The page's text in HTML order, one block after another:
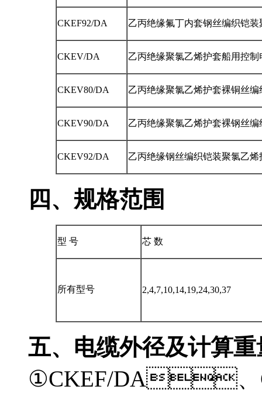
CKEF92/DA 乙丙绝缘氟丁内套钢丝编织铠装
CKEV/DA 乙丙绝缘聚氯乙烯护套船用控制
CKEV80/DA 乙丙绝缘聚氯乙烯护套裸铜丝编
CKEV90/DA 乙丙绝缘聚氯乙烯护套裸钢丝编织
CKEV92/DA 乙丙绝缘钢丝编织铠装聚氯乙烯
四、 规格范围
型 号 芯 数
所有型号 2,4,7,10,14,19,24,30,37
五、 电缆外径及计算重
①CKEF/DA、